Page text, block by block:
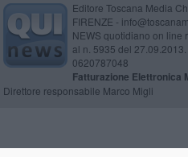
Editore Toscana Media
FIRENZE -
NEWS quotidiano on line
al n. 5935 del
0620787048
Fatturazione Elettronica
Direttore responsabile Marco Migli